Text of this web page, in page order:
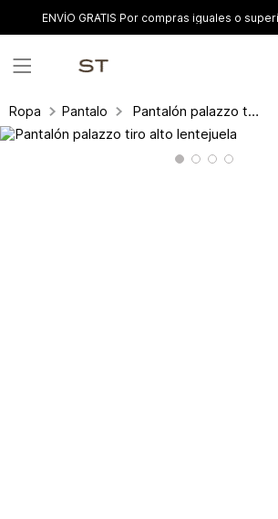
ENVÍO GRATIS Por compras iguales o
Ropa Pantalones y leggings Pantalón palazzo tiro alto lentejuela